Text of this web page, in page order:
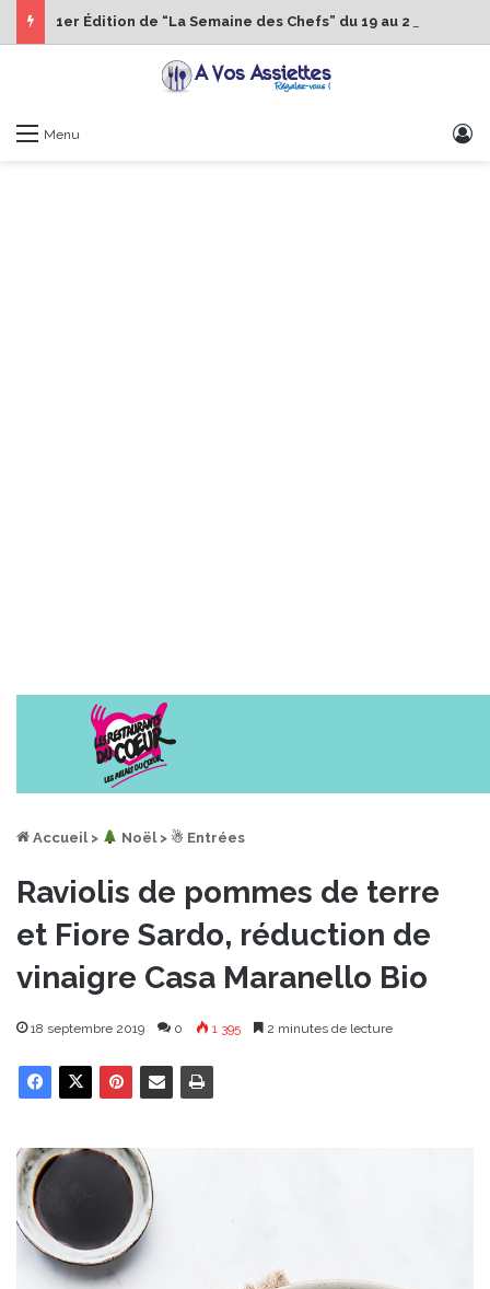
Menu
Accueil > ︎ Noël > ☃ Entrées
Raviolis de pommes de terre
et Fiore Sardo, réduction de
vinaigre Casa Maranello Bio
18 septembre 2019 0 1 395 2 minutes de lecture